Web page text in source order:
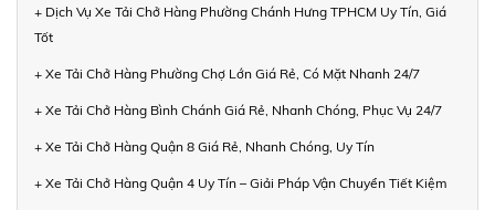
+ Dịch Vụ Xe Tải Chở Hàng Phường Chánh Hưng TPHCM Uy Tín, Giá
Tốt
+ Xe Tải Chở Hàng Phường Chợ Lớn Giá Rẻ, Có Mặt Nhanh 24/7
+ Xe Tải Chở Hàng Bình Chánh Giá Rẻ, Nhanh Chóng, Phục Vụ 24/7
+ Xe Tải Chở Hàng Quận 8 Giá Rẻ, Nhanh Chóng, Uy Tín
+ Xe Tải Chở Hàng Quận 4 Uy Tín – Giải Pháp Vận Chuyển Tiết Kiệm